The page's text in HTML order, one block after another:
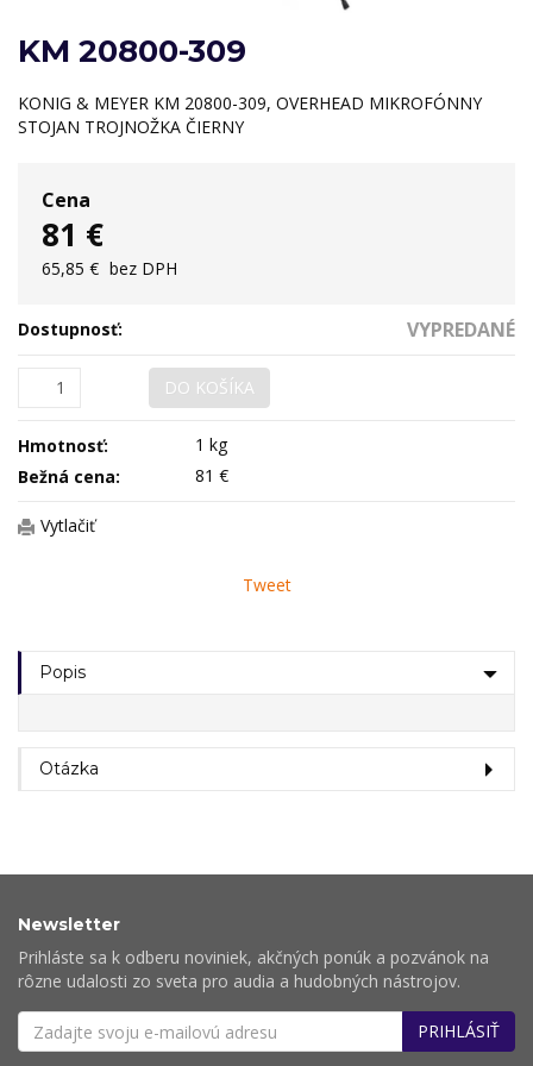
KM 20800-309
KONIG & MEYER KM 20800-309, OVERHEAD MIKROFÓNNY
STOJAN TROJNOŽKA ČIERNY
Cena
81 €
65,85 € bez DPH
Dostupnosť: VYPREDANÉ
DO KOŠÍKA
Hmotnosť:
1 kg
Bežná cena:
81 €
Vytlačiť
Tweet
Popis
Otázka
Newsletter
Prihláste sa k odberu noviniek, akčných ponúk a pozvánok na
rôzne udalosti zo sveta pro audia a hudobných nástrojov.
PRIHLÁSIŤ